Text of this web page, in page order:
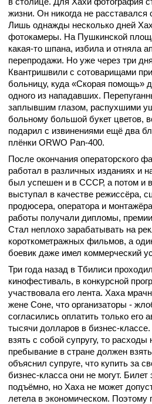
жизни. Он никогда не расставался
Лишь однажды несколько дней
фотокамеры. На Пушкинской
какая-то шпана, избила и отняла
перепродажи. Но уже через три
Квантришвили с сотоварищами
больницу, куда «Скорая помощь»
одного из нападавших.
заплывшим глазом, распухшими
больному большой букет цветов,
подарил с извинениями ещё два
плёнки ORWO Pan-400.
После окончания операторского
работал в различных изданиях и
был успешен и в СССР, а потом и
выступал в качестве режиссёра,
продюсера, оператора и
работы получали дипломы,
Стал неплохо зарабатывать на
короткометражных фильмов, а
боевик даже имел коммерческий
Три года назад в Тбилиси
кинофестиваль, в конкурсной
участвовала его лента. Хаха
жене Соне, что организаторы -
согласились оплатить только его
тысячи долларов в бизнес-
взять с собой супругу, то расходы
пребывание в стране должен
объяснил супруге, что купить за
бизнес-класса они не могут.
подъёмно, но Хаха не может
летела в экономическом. Поэтому